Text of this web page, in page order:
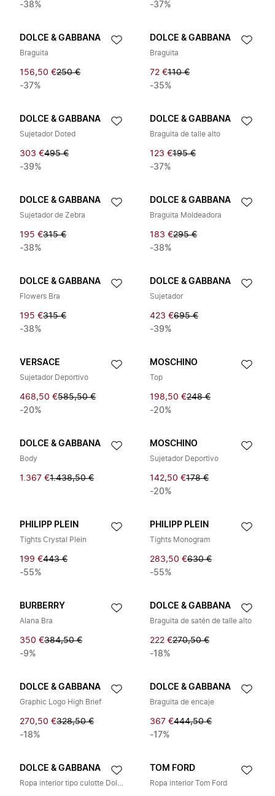
-38% -37%
DOLCE & GABBANA
Braguita
156,50 €250 €
-37%
DOLCE & GABBANA
Braguita
72 €110 €
-35%
DOLCE & GABBANA
Sujetador Doted
303 €495 €
-39%
DOLCE & GABBANA
Braguita de talle alto
123 €195 €
-37%
DOLCE & GABBANA
Sujetador de Zebra
195 €315 €
-38%
DOLCE & GABBANA
Braguita Moldeadora
183 €295 €
-38%
DOLCE & GABBANA
Flowers Bra
195 €315 €
-38%
DOLCE & GABBANA
Sujetador
423 €695 €
-39%
VERSACE
Sujetador Deportivo
468,50 €585,50 €
-20%
MOSCHINO
Top
198,50 €248 €
-20%
DOLCE & GABBANA
Body
1.367 €1.438,50 €
MOSCHINO
Sujetador Deportivo
142,50 €178 €
-20%
PHILIPP PLEIN
Tights Crystal Plein
199 €443 €
-55%
PHILIPP PLEIN
Tights Monogram
283,50 €630 €
-55%
BURBERRY
Alana Bra
350 €384,50 €
-9%
DOLCE & GABBANA
Braguita de satén de talle alto
222 €270,50 €
-18%
DOLCE & GABBANA
Graphic Logo High Brief
270,50 €328,50 €
-18%
DOLCE & GABBANA
Braguita de encaje
367 €444,50 €
-17%
DOLCE & GABBANA
Ropa interior tipo culotte Dolce & Gabbana con banda elástica de logo en blanco
TOM FORD
Ropa interior Tom Ford